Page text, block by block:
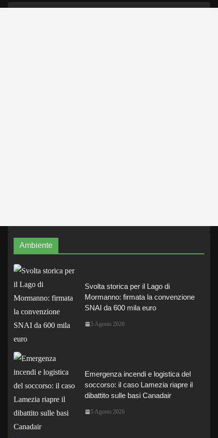
Ambiente
Svolta storica per il Lago di
Mormanno: firmata la convenzione
SNAI da 600 mila euro
5 Agosto 2026
Emergenza incendi e logistica del
soccorso: il caso Lamezia riapre il
dibattito sulle basi Canadair
5 Agosto 2026